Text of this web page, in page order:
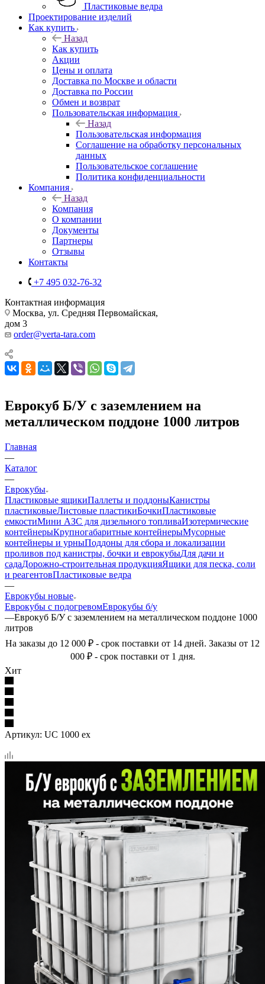
Пластиковые ведра
Проектирование изделий
Как купить
Назад
Как купить
Акции
Цены и оплата
Доставка по Москве и области
Доставка по России
Обмен и возврат
Пользовательская информация
Назад
Пользовательская информация
Соглашение на обработку персональных
данных
Пользовательское соглашение
Политика конфиденциальности
Компания
Назад
Компания
О компании
Документы
Партнеры
Отзывы
Контакты
+7 495 032-76-32
Контактная информация
Москва, ул. Средняя Первомайская,
дом 3
order@verta-tara.com
Еврокуб Б/У с заземлением на
металлическом поддоне 1000 литров
Главная
—
Каталог
—
Еврокубы
Пластиковые ящикиПаллеты и поддоныКанистры
пластиковыеЛистовые пластикиБочкиПластиковые
емкостиМини АЗС для дизельного топливаИзотермические
контейнерыКрупногабаритные контейнерыМусорные
контейнеры и урныПоддоны для сбора и локализации
проливов под канистры, бочки и еврокубыДля дачи и
садаДорожно-строительная продукцияЯщики для песка, соли
и реагентовПластиковые ведра
—
Еврокубы новые
Еврокубы с подогревомЕврокубы б/у
—Еврокуб Б/У с заземлением на металлическом поддоне 1000
литров
На заказы до 12 000 ₽ - срок поставки от 14 дней. Заказы от 12
000 ₽ - срок поставки от 1 дня.
Хит
Артикул: UC 1000 ex